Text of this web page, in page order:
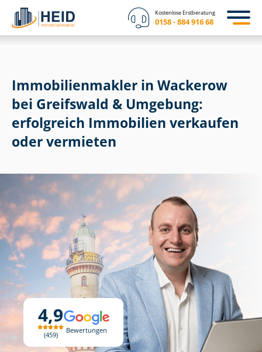
Kostenlose Erstberatung
0158 - 884 916 68
4,9
459
Bewertungen
Im­mo­bi­li­en­mak­ler in Wackerow
bei Greifswald & Umgebung:
erfolgreich Immobilien verkaufen
oder vermieten